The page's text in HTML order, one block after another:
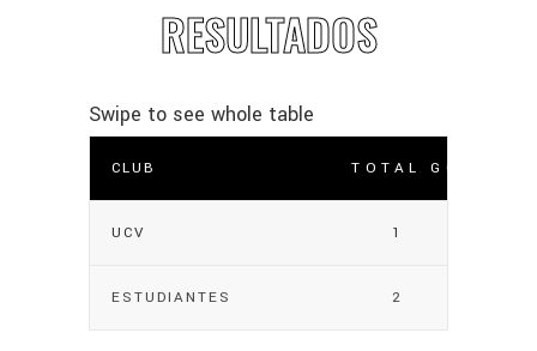
RESULTADOS
CLUB TOTAL GOLES
UCV 1
ESTUDIANTES 2